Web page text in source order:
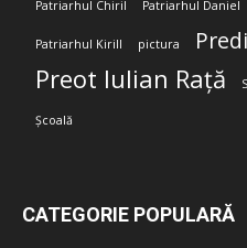
Patriarhul Chiril Patriarhul Daniel
Patriarhul Kirill pictura
Preot Iulian Rață
Școală
CATEGORIE POPULARĂ